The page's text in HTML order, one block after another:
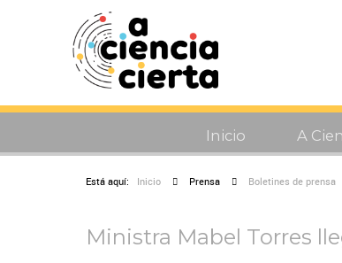
Inicio A
Está aquí: Inicio Prensa Boletines de prensa
Ministra Mabel Torres